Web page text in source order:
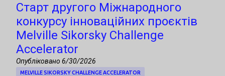
Старт другого Міжнародного
конкурсу інноваційних проєктів
Melville Sikorsky Challenge
Accelerator
Опубліковано 6/30/2026
MELVILLE SIKORSKY CHALLENGE ACCELERATOR